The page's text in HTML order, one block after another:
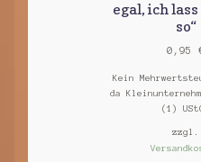
egal, ich
so“
0,95
Kein
da
(1)
zzgl.